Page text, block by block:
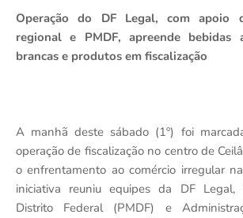
Operação do DF Legal, com apoio
regional e PMDF, apreende bebidas
brancas e produtos em fiscalização
A manhã deste sábado (1º) foi
operação de fiscalização no centro de
o enfrentamento ao comércio irregular
iniciativa reuniu equipes da DF
Distrito Federal (PMDF) e